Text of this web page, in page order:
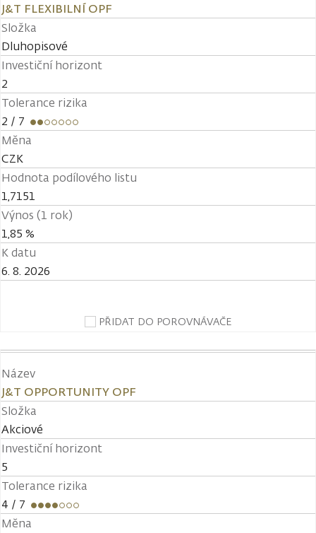
J&T FLEXIBILNÍ OPF
Složka
Dluhopisové
Investiční horizont
2
Tolerance rizika
2 / 7
Měna
CZK
Hodnota podílového listu
1,7151
Výnos (1 rok)
1,85 %
K datu
6. 8. 2026
PŘIDAT DO POROVNÁVAČE
Název
J&T OPPORTUNITY OPF
Složka
Akciové
Investiční horizont
5
Tolerance rizika
4 / 7
Měna